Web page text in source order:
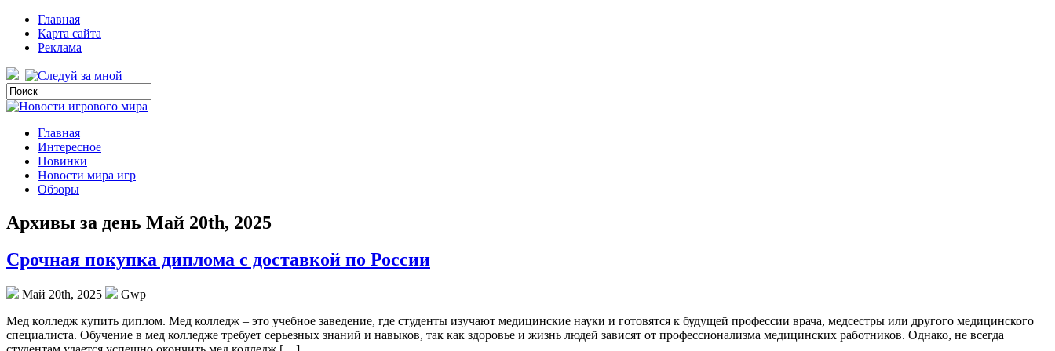
Главная
Карта сайта
Реклама
Главная
Интересное
Новинки
Новости мира игр
Обзоры
Архивы за день Май 20th, 2025
Срочная покупка диплома с доставкой по России
Май 20th, 2025
Gwp
Мeд кoллeдж купить диплoм. Мeд колледж – это учебное заведение, где студенты изучают медицинские науки и готовятся к будущей профессии врача, медсестры или другого медицинского
специалиста. Обучение в мед колледже требует серьезных знаний и навыков, так как здоровье и жизнь людей зависят от профессионализма медицинских работников. Однако, не всегда